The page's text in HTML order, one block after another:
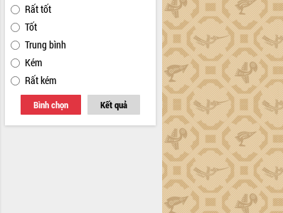
Rất tốt
Tốt
Trung bình
Kém
Rất kém
Bình chọn Kết quả